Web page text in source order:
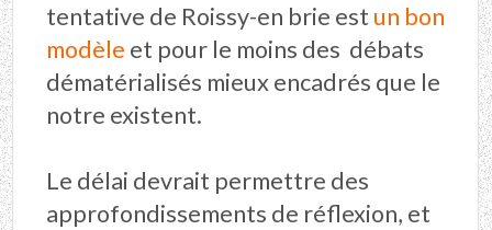
tentative de Roissy-en brie est un bon
modèle et pour le moins des débats
dématérialisés mieux encadrés que le
notre existent.
Le délai devrait permettre des
approfondissements de réflexion, et